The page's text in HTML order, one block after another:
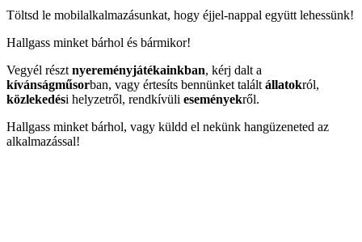
Töltsd le mobilalkalmazásunkat, hogy éjjel-nappal együtt lehessünk!
Hallgass minket bárhol és bármikor!
Vegyél részt nyereményjátékainkban, kérj dalt a
kívánságműsorban, vagy értesíts bennünket talált állatokról,
közlekedési helyzetről, rendkívüli eseményekről.
Hallgass minket bárhol, vagy küldd el nekünk hangüzeneted az
alkalmazással!